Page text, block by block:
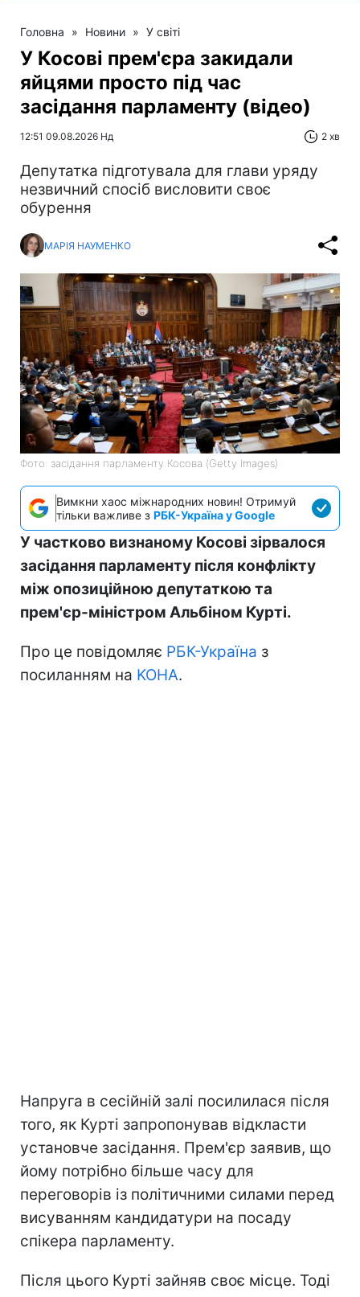
Головна » Новини » У світі
У Косові прем'єра закидали
яйцями просто під час
засідання парламенту (відео)
12:51 09.08.2026 Нд 2 хв
Депутатка підготувала для глави уряду
незвичний спосіб висловити своє
обурення
МАРІЯ НАУМЕНКО
Фото: засідання парламенту Косова (Getty Images)
Вимкни хаос міжнародних новин! Отримуй
тільки важливе з РБК-Україна у Google
У частково визнаному Косові зірвалося
засідання парламенту після конфлікту
між опозиційною депутаткою та
прем'єр-міністром Альбіном Курті.
Про це повідомляє РБК-Україна з
посиланням на KOHA.
Напруга в сесійній залі посилилася після
того, як Курті запропонував відкласти
установче засідання. Прем'єр заявив, що
йому потрібно більше часу для
переговорів із політичними силами перед
висуванням кандидатури на посаду
спікера парламенту.
Після цього Курті зайняв своє місце. Тоді